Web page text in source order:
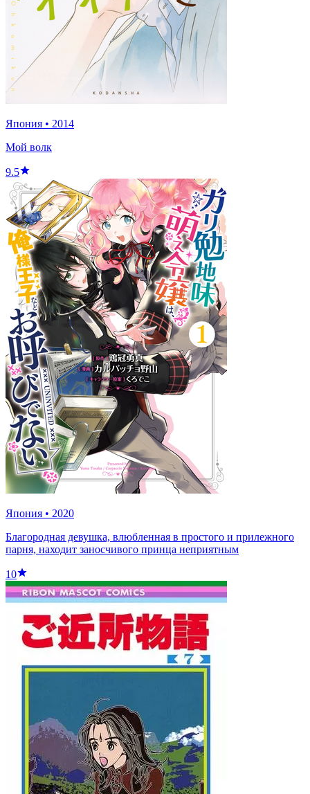
Япония • 2014
Мой волк
9.5
Япония • 2020
Благородная девушка, влюбленная в простого и прилежного
парня, находит заносчивого принца неприятным
10